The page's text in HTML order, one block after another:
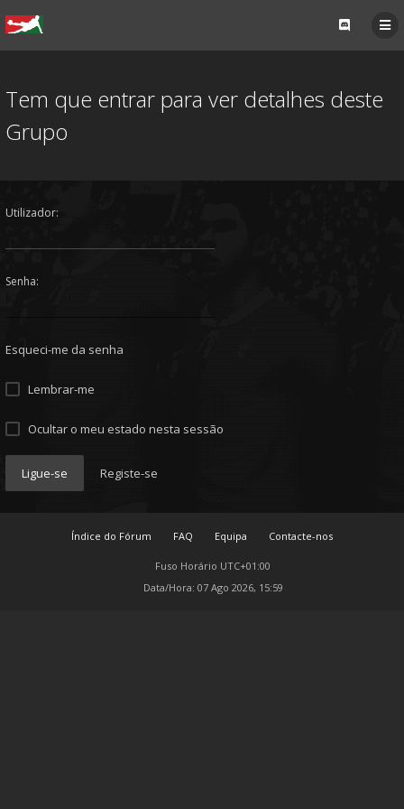
Tem que entrar para ver detalhes deste
Grupo
Utilizador:
Senha:
Esqueci-me da senha
Lembrar-me
Ocultar o meu estado nesta sessão
Ligue-se Registe-se
Índice do Fórum FAQ Equipa Contacte-nos
Fuso Horário UTC+01:00
Data/Hora: 07 Ago 2026, 15:59